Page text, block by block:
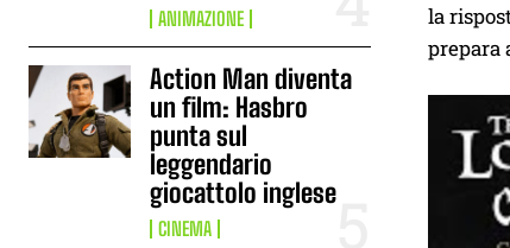
ANIMAZIONE
Action Man diventa
un film: Hasbro
punta sul
leggendario
giocattolo inglese
CINEMA
la
prepara